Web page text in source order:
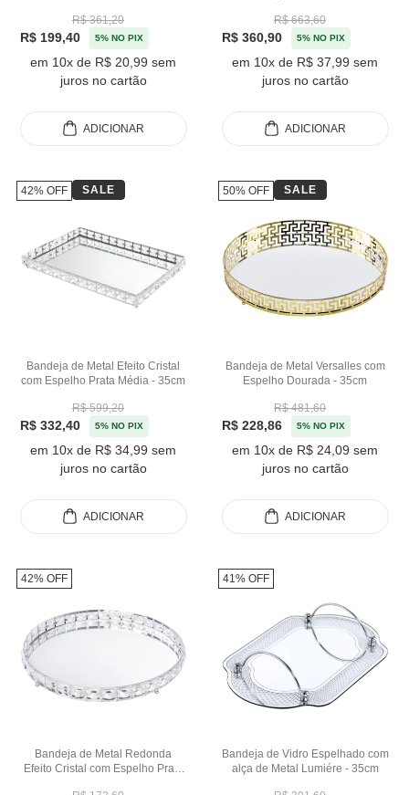
R$ 361,20
R$ 199,40 5% NO PIX
em 10x de R$ 20,99 sem
juros no cartão
ADICIONAR
R$ 663,60
R$ 360,90 5% NO PIX
em 10x de R$ 37,99 sem
juros no cartão
ADICIONAR
Bandeja de Metal Efeito Cristal
com Espelho Prata Média - 35cm
R$ 599,20
R$ 332,40 5% NO PIX
em 10x de R$ 34,99 sem
juros no cartão
42% OFF SALE
ADICIONAR
Bandeja de Metal Versalles com
Espelho Dourada - 35cm
R$ 481,60
R$ 228,86 5% NO PIX
em 10x de R$ 24,09 sem
juros no cartão
50% OFF SALE
ADICIONAR
Bandeja de Metal Redonda
Efeito Cristal com Espelho Prata
42% OFF
Bandeja de Vidro Espelhado com
alça de Metal Lumiére - 35cm
41% OFF